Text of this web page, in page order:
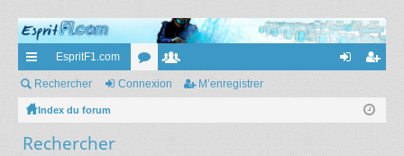
cc
ès
ra
EspritF1.com
or e
nr
Rechercher Connexion M’enregistrer
Index du forum
Rechercher